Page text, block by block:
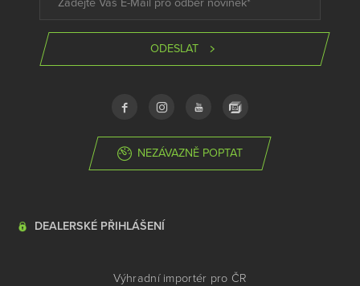
ODESLAT
NEZÁVAZNĚ POPTAT
DEALERSKÉ PŘIHLÁŠENÍ
Výhradní importér pro ČR